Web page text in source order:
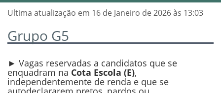
Ultima atualização em 16 de Janeiro de 2026 às 13:03
Grupo G5
► Vagas reservadas a candidatos que se
enquadram na Cota Escola (E),
independentemente de renda e que se